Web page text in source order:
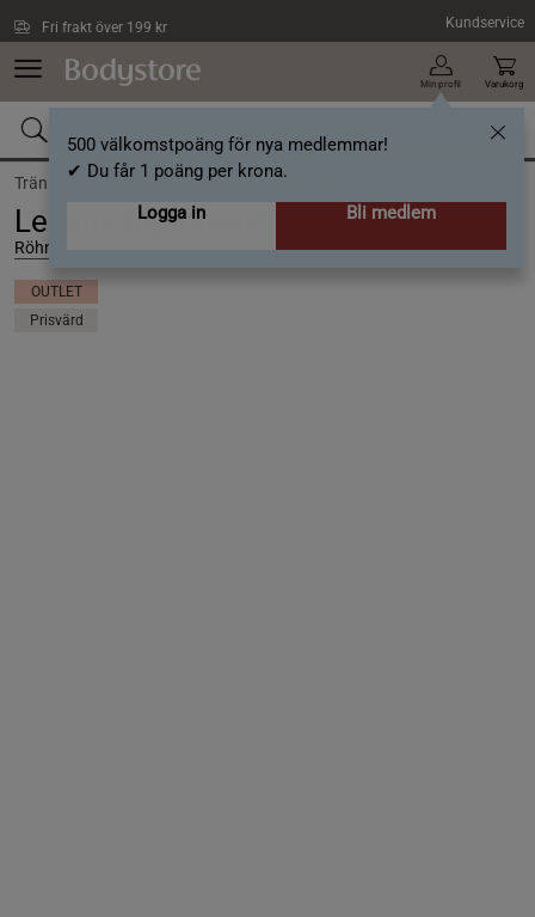
Fri frakt över 199 kr Kundservice
Min profil
500 välkomstpoäng för nya medlemmar!
✔ Du får 1 poäng per krona.
Logga in
Bli medlem
Varukorg
Träning / Träningskläder dam /Träningstights Dam
Legacy High Waist Tights, Black, S
Röhnisch
OUTLET
Prisvärd